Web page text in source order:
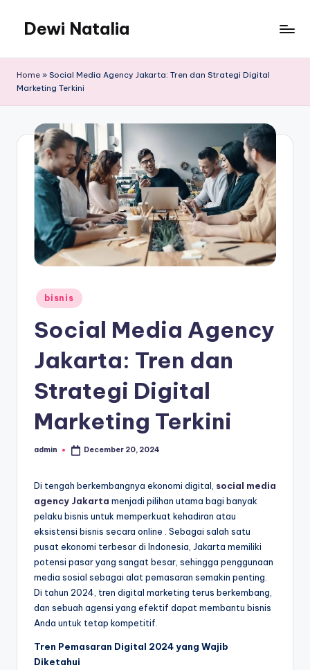
content
Dewi Natalia
Informatif
Home » Social Media Agency Jakarta: Tren dan Strategi Digital
Marketing Terkini
Posted
in
bisnis
Social Media Agency
Jakarta: Tren dan
Strategi Digital
Marketing Terkini
Posted
admin December 20, 2024
Di tengah berkembangnya ekonomi digital, social media
agency Jakarta menjadi pilihan utama bagi banyak
pelaku bisnis untuk memperkuat kehadiran atau
eksistensi bisnis secara online . Sebagai salah satu
pusat ekonomi terbesar di Indonesia, Jakarta memiliki
potensi pasar yang sangat besar, sehingga penggunaan
media sosial sebagai alat pemasaran semakin penting.
Di tahun 2024, tren digital marketing terus berkembang,
dan sebuah agensi yang efektif dapat membantu bisnis
Anda untuk tetap kompetitif.
Tren Pemasaran Digital 2024 yang Wajib
Diketahui